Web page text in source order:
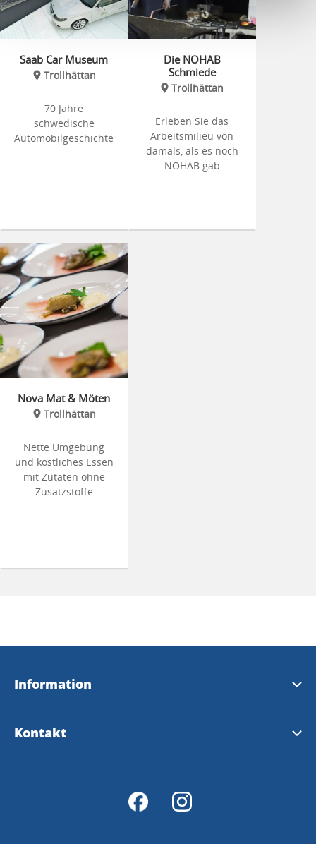
Saab Car Museum
Trollhättan
70 Jahre
schwedische
Automobilgeschichte
Die NOHAB
Schmiede
Trollhättan
Erleben Sie das
Arbeitsmilieu von
damals, als es noch
NOHAB gab
Nova Mat & Möten
Trollhättan
Nette Umgebung
und köstliches Essen
mit Zutaten ohne
Zusatzstoffe
Information
Brochure touristique 2026 (en anglais)
Kontakt
Vänersborg Fremdenverkehrsbüro